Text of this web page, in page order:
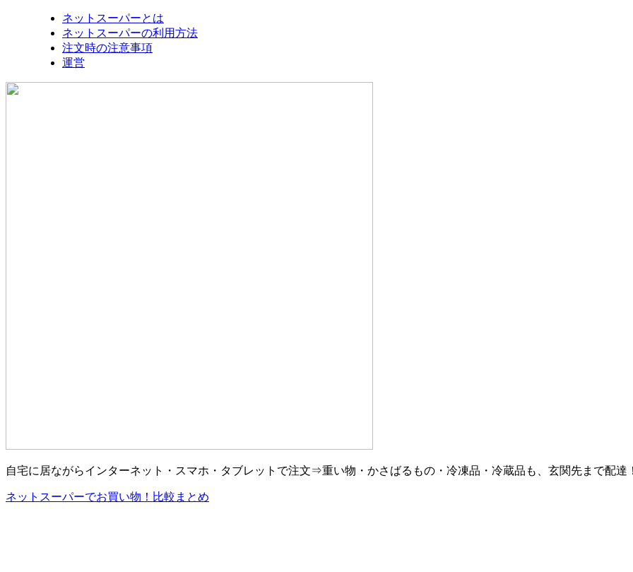
ネットスーパーとは
ネットスーパーの利用方法
注文時の注意事項
運営
自宅に居ながらインターネット・スマホ・タブレットで注文⇒重い物・かさばるもの・冷凍品・冷蔵品も、玄関先まで配達
ネットスーパーでお買い物！比較まとめ